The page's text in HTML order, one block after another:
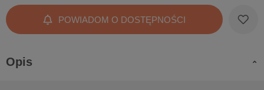
POWIADOM O DOSTĘPNOŚCI
Opis